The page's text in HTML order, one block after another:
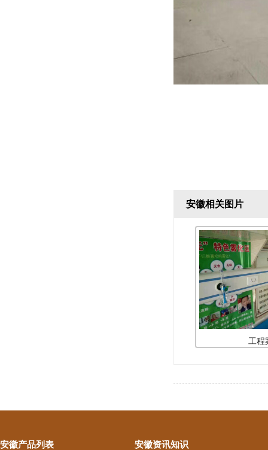
安徽相关图片
工程
安徽产品列表 安徽资讯知识